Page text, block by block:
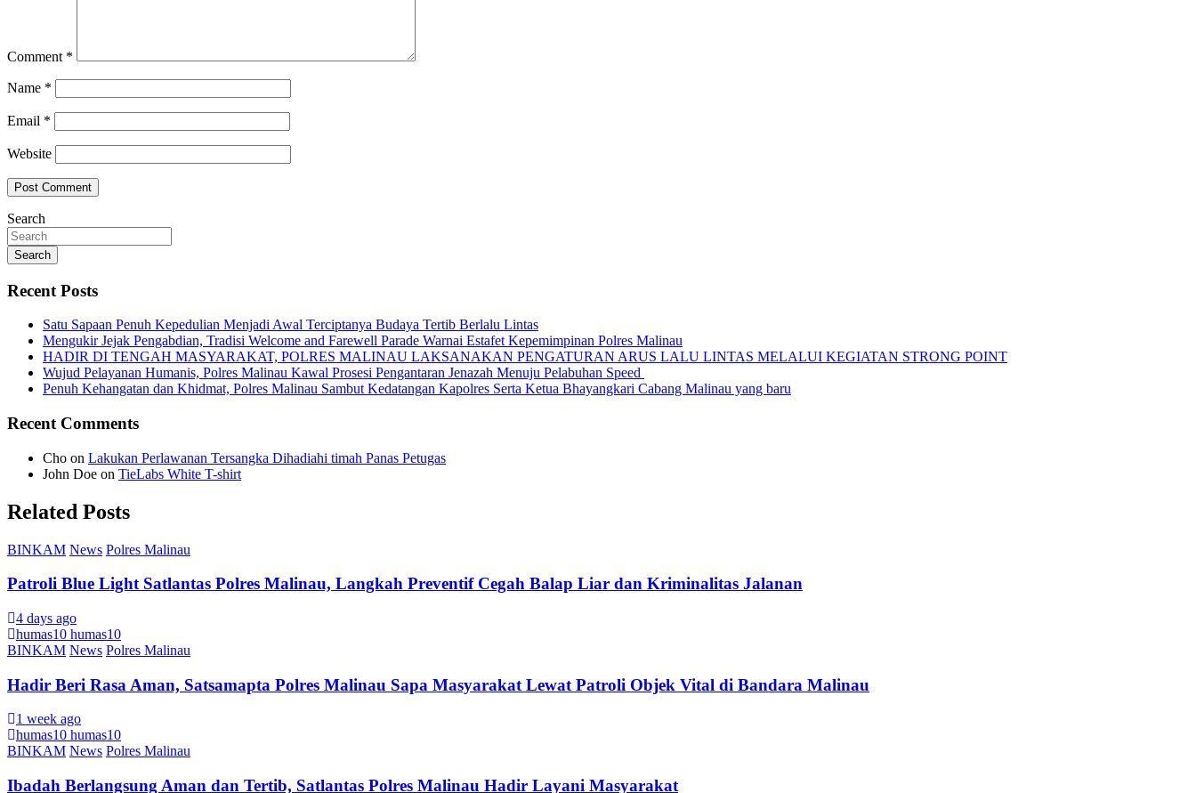
Comment *
Name *
Email *
Website
Search
Search
Recent Posts
Satu Sapaan Penuh Kepedulian Menjadi Awal Terciptanya Budaya Tertib Berlalu Lintas
Mengukir Jejak Pengabdian, Tradisi Welcome and Farewell Parade Warnai Estafet Kepemimpinan Polres Malinau
HADIR DI TENGAH MASYARAKAT, POLRES MALINAU LAKSANAKAN PENGATURAN ARUS LALU LINTAS MELALUI KEGIATAN STRONG POINT
Wujud Pelayanan Humanis, Polres Malinau Kawal Prosesi Pengantaran Jenazah Menuju Pelabuhan Speed
Penuh Kehangatan dan Khidmat, Polres Malinau Sambut Kedatangan Kapolres Serta Ketua Bhayangkari Cabang Malinau yang baru
Recent Comments
Cho on Lakukan Perlawanan Tersangka Dihadiahi timah Panas Petugas
John Doe on TieLabs White T-shirt
Related Posts
BINKAM News Polres Malinau
Patroli Blue Light Satlantas Polres Malinau, Langkah Preventif Cegah Balap Liar dan Kriminalitas Jalanan
4 days ago
humas10 humas10
BINKAM News Polres Malinau
Hadir Beri Rasa Aman, Satsamapta Polres Malinau Sapa Masyarakat Lewat Patroli Objek Vital di Bandara Malinau
1 week ago
humas10 humas10
BINKAM News Polres Malinau
Ibadah Berlangsung Aman dan Tertib, Satlantas Polres Malinau Hadir Layani Masyarakat